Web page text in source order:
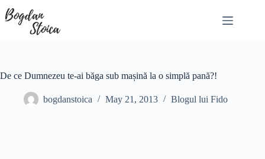
to
content
De ce Dumnezeu te-ai băga sub mașină la o simplă pană?!
bogdanstoica May 21, 2013 Blogul lui Fido